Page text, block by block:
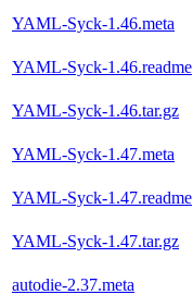
YAML-Syck-1.46.meta
YAML-Syck-1.46.readme
YAML-Syck-1.46.tar.gz
YAML-Syck-1.47.meta
YAML-Syck-1.47.readme
YAML-Syck-1.47.tar.gz
autodie-2.37.meta